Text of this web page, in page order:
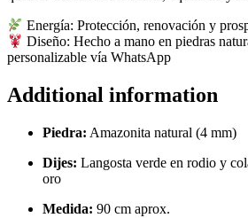
Energía: Protección, renovación y
Diseño: Hecho a mano en piedras
personalizable vía WhatsApp
Additional information
Piedra: Amazonita natural (4 mm)
Dijes: Langosta verde en rodio y
oro
Medida: 90 cm aprox.